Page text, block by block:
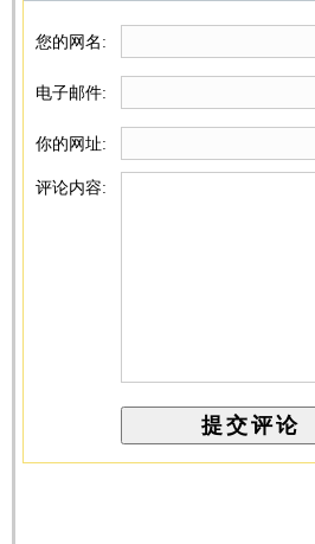
您的网名:
电子邮件:
你的网址:
评论内容: